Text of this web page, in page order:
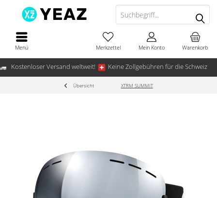
Kostenloser Versand weltweit! Keine Zollgebühren für die Schweiz
Menü Warenkorb
Merkzettel Mein Konto
Übersicht XTRM SUMMIT